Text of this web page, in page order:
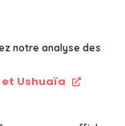
notre analyse des
et Ushuaïa